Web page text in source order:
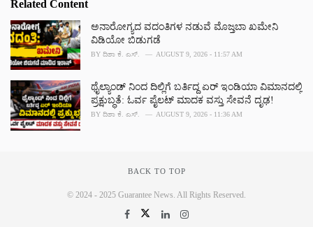
Related Content
ಅನಾರೋಗ್ಯದ ವದಂತಿಗಳ ನಡುವೆ ಮೊಜ್ತಬಾ ಖಮೇನಿ
ವಿಡಿಯೋ ಬಿಡುಗಡೆ
BY ದಿಶಾ ಕೆ. ಎಸ್. AUGUST 9, 2026 - 11:57 AM
ಥೈಲ್ಯಾಂಡ್ ನಿಂದ ದಿಲ್ಲಿಗೆ ಬರ್ತಿದ್ದ ಏರ್ ಇಂಡಿಯಾ ವಿಮಾನದಲ್ಲಿ
ಪ್ರಕ್ಷುಬ್ಧತೆ: ಓರ್ವ ಪೈಲಟ್ ಮಾದಕ ವಸ್ತು ಸೇವನೆ ದೃಢ!
BY ದಿಶಾ ಕೆ. ಎಸ್. AUGUST 9, 2026 - 11:36 AM
BACK TO TOP
© 2024 - 2025 Guarantee News. All Rights Reserved.